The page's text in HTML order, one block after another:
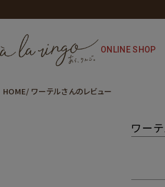
ONLINE SHOP
HOME ワーテルさんのレビュー
ワー